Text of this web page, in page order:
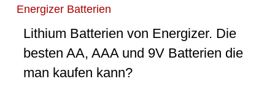
Energizer Batterien
Lithium Batterien von Energizer. Die
besten AA, AAA und 9V Batterien die
man kaufen kann?